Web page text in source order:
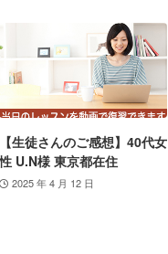
【生徒さんのご感想】40代女
性 U.N様 東京都在住
2025 年 4 月 12 日